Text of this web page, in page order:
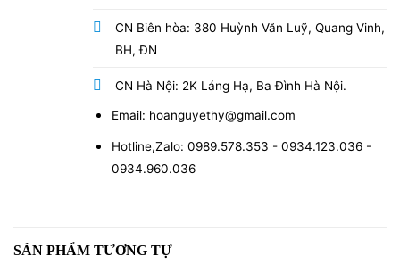
CN Biên hòa: 380 Huỳnh Văn Luỹ, Quang Vinh,
BH, ĐN
CN Hà Nội: 2K Láng Hạ, Ba Đình Hà Nội.
Email: hoanguyethy@gmail.com
Hotline,Zalo: 0989.578.353 - 0934.123.036 -
0934.960.036
SẢN PHẨM TƯƠNG TỰ